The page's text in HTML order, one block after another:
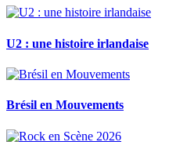
U2 : une histoire irlandaise
Brésil en Mouvements